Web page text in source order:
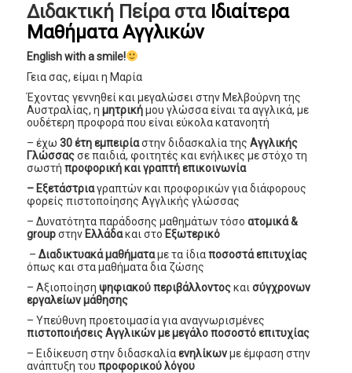
Διδακτική Πείρα στα Ιδιαίτερα
Μαθήματα Αγγλικών
English with a smile!
Γεια σας, είμαι η Μαρία
Έχοντας γεννηθεί και μεγαλώσει στην Μελβούρνη της
Αυστραλίας, ημητρικήμου γλώσσα είναι τα αγγλικά, με
ουδέτερη προφορά που είναι εύκολα κατανοητή
– έχω30 έτη εμπειρίαστην διδασκαλία της Αγγλικής
Γλώσσαςσε παιδιά, φοιτητές και ενήλικες με στόχο τη
σωστήπροφορική και γραπτή επικοινωνία
– Εξετάστριαγραπτών και προφορικών για διάφορους
φορείς πιστοποίησης Αγγλικής γλώσσας
– Δυνατότητα παράδοσης μαθημάτων τόσοατομικά &
groupστην Ελλάδακαι στο Εξωτερικό
–Διαδικτυακά μαθήματαμε τα ίδιαποσοστά επιτυχίας
όπως και στα μαθήματα δια ζώσης
– Αξιοποίησηψηφιακού περιβάλλοντοςκαισύγχρονων
εργαλείων μάθησης
– Υπεύθυνη προετοιμασία για αναγνωρισμένες
πιστοποιήσεις Αγγλικών με μεγάλο ποσοστό επιτυχίας
– Ειδίκευση στην διδασκαλίαενηλίκωνμε έμφαση στην
ανάπτυξη τουπροφορικού λόγου